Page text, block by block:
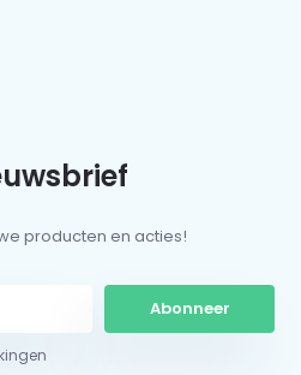
producten en acties!
Abonneer